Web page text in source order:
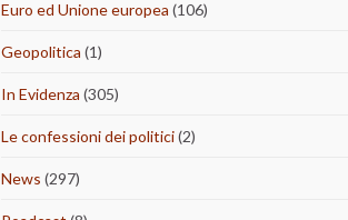
Euro ed Unione europea (106)
Geopolitica (1)
In Evidenza (305)
Le confessioni dei politici(2)
News (297)